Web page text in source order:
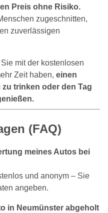
Preis ohne Risiko.
zugeschnitten,
zuverlässigen
mit der kostenlosen
Zeit haben, einen
trinken oder den Tag
(FAQ)
meines Autos bei
und anonym – Sie
angeben.
in Neumünster abgeholt